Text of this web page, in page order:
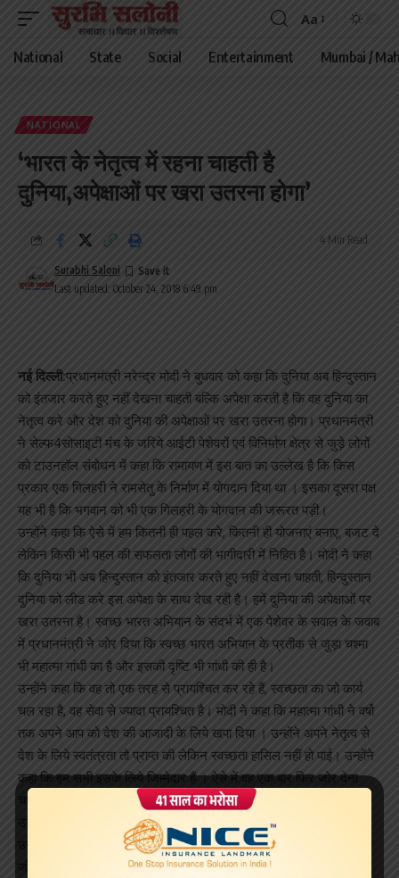
Font
Resizer
Aa
National State Social Entertainment Mumbai /
NATIONAL
‘भारत के नेतृत्व में रहना चाहती है
दुनिया,अपेक्षाओं पर खरा उतरना होगा’
Last updated: October 24, 2018 6:49 pm
Surabhi Saloni
4 Min Read
नई दिल्ली:प्रधानमंत्री नरेन्द्र मोदी ने बुधवार को कहा कि दुनिया अब हिन्दुस्तान
को इंतजार करते हुए नहीं देखना चाहती बल्कि अपेक्षा करती है कि वह दुनिया का
नेतृत्व करे और देश को दुनिया की अपेक्षाओं पर खरा उतरना होगा। प्रधानमंत्री
ने सेल्फ4सोसाइटी मंच के जरिये आईटी पेशेवरों एवं विनिर्माण क्षेत्र से जुड़े लोगों
को टाउनहॉल संबोधन में कहा कि रामायण में इस बात का उल्लेख है कि किस
प्रकार एक गिलहरी ने रामसेतु के निर्माण में योगदान दिया था । इसका दूसरा पक्ष
यह भी है कि भगवान को भी एक गिलहरी के योगदान की जरूरत पड़ी।
उन्होंने कहा कि ऐसे में हम कितनी ही पहल करे, कितनी ही योजनाएं बनाए, बजट दे
लेकिन किसी भी पहल की सफलता लोगों की भागीदारी में निहित है। मोदी ने कहा
कि दुनिया भी अब हिन्दुस्तान को इंतजार करते हुए नहीं देखना चाहती, हिन्दुस्तान
दुनिया को लीड करे इस अपेक्षा के साथ देख रही है। हमें दुनिया की अपेक्षाओं पर
खरा उतरना है। स्वच्छ भारत अभियान के संदर्भ में एक पेशेवर के सवाल के जवाब
में प्रधानमंत्री ने जोर दिया कि स्वच्छ भारत अभियान के प्रतीक से जुड़ा चश्मा
भी महात्मा गांधी का है और इसकी दृष्टि भी गांधी की ही है।
उन्होंने कहा कि वह तो एक तरह से प्रायश्चित कर रहे हैं, स्वच्छता का जो कार्य
चल रहा है, वह सेवा से ज्यादा प्रायश्चित है। मोदी ने कहा कि महात्मा गांधी ने वर्षो
तक अपने आप को देश की आजादी के लिये खपा दिया । उन्होंने अपने नेतृत्व से
देश के लिये स्वतंत्रता तो प्राप्त की लेकिन स्वच्छता हासिल नहीं हो पाई। उन्होंने
कहा कि हम सभी इसके लिये जिम्मेदार हैं । ऐसे में वह एक बार फिर जोर देना
चाहते हैं कि स्वच्छता गांधी की सोच है ।
उन्होंने कहा कि गांव में महिलाओं को जब खुले में शौच के लिये जाना पड़ता है तो
उन्हें बहुत पीड़ा होती है। मोदी ने कहा कि कुछ काम सरकार नहीं कर सकती और
जो काम सरकार नहीं कर सकती, वह संस्कार कर सकती है। स्वच्छता का विषय